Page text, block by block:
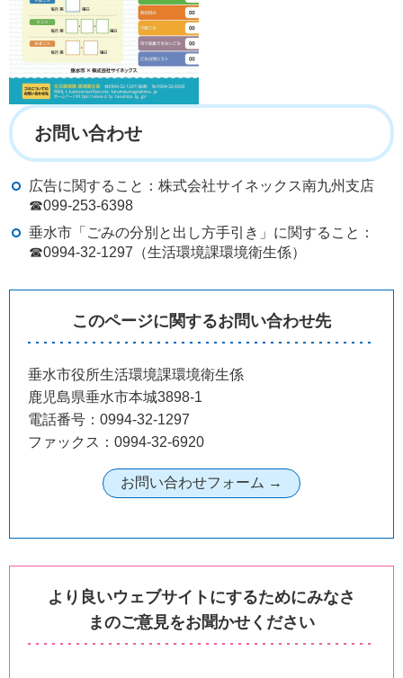
お問い合わせ
広告に関すること：株式会社サイネックス南九州支店
☎099-253-6398
垂水市「ごみの分別と出し方手引き」に関すること：
☎0994-32-1297（生活環境課環境衛生係）
このページに関するお問い合わせ先
垂水市役所生活環境課環境衛生係
鹿児島県垂水市本城3898-1
電話番号：0994-32-1297
ファックス：0994-32-6920
より良いウェブサイトにするためにみなさ
まのご意見をお聞かせください